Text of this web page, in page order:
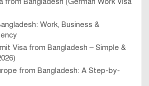
Work, Business &
Visa from Bangladesh – Simple &
from Bangladesh: A Step-by-